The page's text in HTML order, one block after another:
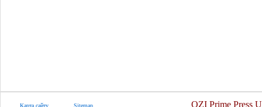
Карта сайту Sitemap OZI Prime Press